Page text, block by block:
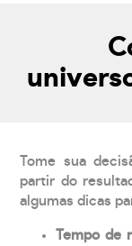
Tome sua
partir do
algumas dicas
Tempo de